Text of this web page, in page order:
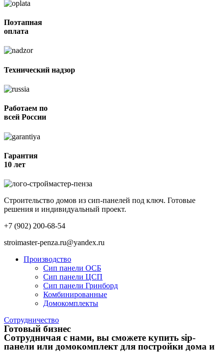
Поэтапная
оплата
Технический надзор
Работаем по
всей России
Гарантия
10 лет
Строительство домов из сип-панелей под ключ. Готовые
решения и индивидуальный проект.
+7 (902) 200-68-54
stroimaster-penza.ru@yandex.ru
Производство
Сип панели ОСБ
Сип панели ЦСП
Сип панели Гринборд
Комбинированные
Домокомплекты
Сотрудничество
Готовый бизнес
Сотрудничая с нами, вы сможете купить sip-
панели или домокомплект для постройки дома и